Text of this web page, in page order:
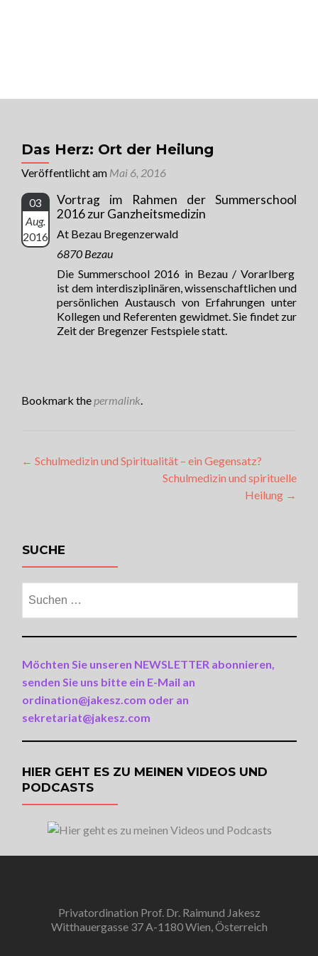
Das Herz: Ort der Heilung
Veröffentlicht am Mai 6, 2016
03
Aug.
2016
Vortrag im Rahmen der Summerschool
2016 zur Ganzheitsmedizin
At Bezau Bregenzerwald
6870 Bezau
Die Summerschool 2016 in Bezau / Vorarlberg
ist dem interdisziplinären, wissenschaftlichen und
persönlichen Austausch von Erfahrungen unter
Kollegen und Referenten gewidmet. Sie findet zur
Zeit der Bregenzer Festspiele statt.
Bookmark the permalink.
Artikel-
← Schulmedizin und Spiritualität – ein Gegensatz?
Schulmedizin und spirituelle
Heilung →
SUCHE
nach:
Möchten Sie unseren NEWSLETTER abonnieren,
senden Sie uns bitte ein E-Mail an
ordination@jakesz.com oder an
sekretariat@jakesz.com
HIER GEHT ES ZU MEINEN VIDEOS UND
PODCASTS
Privatordination Prof. Dr. Raimund Jakesz
Witthauergasse 37 A-1180 Wien, Österreich